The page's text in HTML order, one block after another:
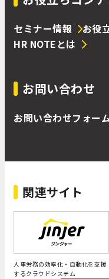
セミナー情報 お役
HR NOTEとは
お問い合わせ
お問い合わせフォー
関連サイト
人事労務の効率化・自動化を支援
するクラウドシステム